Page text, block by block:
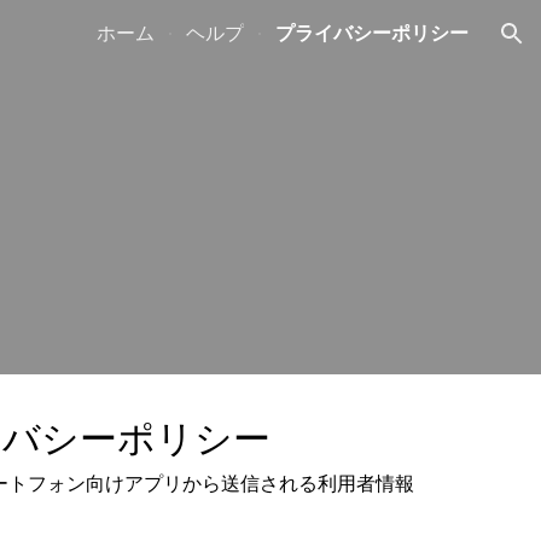
ホーム ヘルプ プライバシーポリシー
シーポリシー
フォン向けアプリから送信される利用者情報